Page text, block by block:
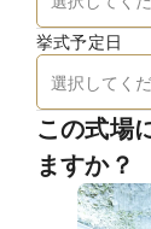
挙式予定日
この式場
ますか？